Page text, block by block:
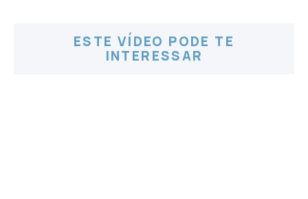
ESTE VÍDEO PODE TE
INTERESSAR